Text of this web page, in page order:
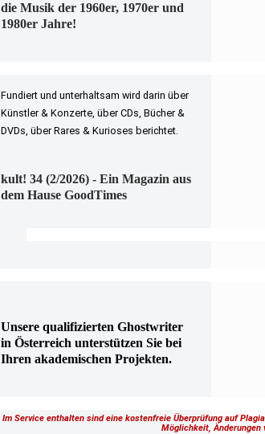
die Musik der 1960er, 1970er und
1980er Jahre!
Fundiert und unterhaltsam wird darin über
Künstler & Konzerte, über CDs, Bücher &
DVDs, über Rares & Kurioses berichtet.
kult! 34 (2/2026) - Ein Magazin aus
dem Hause GoodTimes
Unsere qualifizierten Ghostwriter
in Österreich unterstützen Sie bei
Ihren akademischen Projekten.
Im Service enthalten sind eine kostenfreie Überprüfung auf
Möglichkeit,